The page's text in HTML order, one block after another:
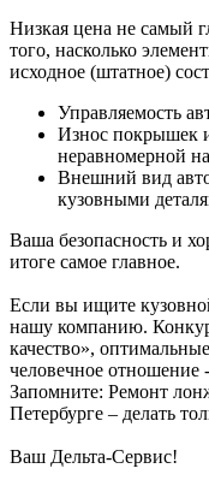
Низкая цена не самый
того, насколько
исходное (штатное)
Управляемость
Износ покрышек
неравномерной
Внешний вид
кузовными
Ваша безопасность и
итоге самое главное.
Если вы ищите
нашу компанию.
качество»,
человечное отношение
Запомните: Ремонт
Петербурге – делать
Ваш Дельта-Сервис!